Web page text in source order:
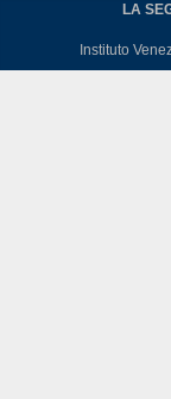
LA
Instituto